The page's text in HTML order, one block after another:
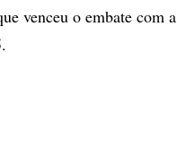
venceu o embate com a